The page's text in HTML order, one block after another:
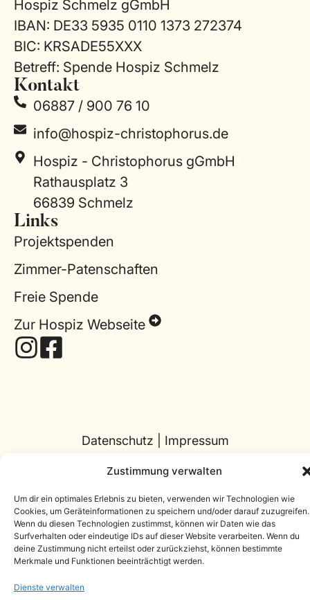
Zustimmung verwalten
Um dir ein optimales Erlebnis zu bieten, verwenden wir Technologien wie
Cookies, um Geräteinformationen zu speichern und/oder darauf zuzugreifen.
Wenn du diesen Technologien zustimmst, können wir Daten wie das
Surfverhalten oder eindeutige IDs auf dieser Website verarbeiten. Wenn du
deine Zustimmung nicht erteilst oder zurückziehst, können bestimmte
Merkmale und Funktionen beeinträchtigt werden.
Dienste verwalten
Hospiz Schmelz gGmbH
IBAN: DE33 5935 0110 1373 272374
BIC: KRSADE55XXX
Betreff: Spende Hospiz Schmelz
Kontakt
06887 / 900 76 10
info@hospiz-christophorus.de
Hospiz - Christophorus gGmbH
Rathausplatz 3
66839 Schmelz
Links
Projektspenden
Zimmer-Patenschaften
Freie Spende
Zur Hospiz Webseite
Datenschutz
Impressum